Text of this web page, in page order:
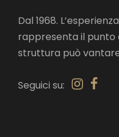
Dal 1968.
rappresenta il punto
struttura può
Seguici su: